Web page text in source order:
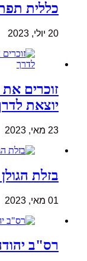
כללית
20 יולי, 2023
זוכרים
יוצאת
23 מאי, 2023
בזלת
01 מאי, 2023
רס"ב